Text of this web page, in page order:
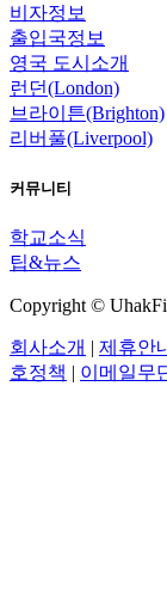
비자정보
출입국정보
영국 도시소개
런던(London)
브라이튼(Brighton)
리버풀(Liverpool)
커뮤니티
학교소식
팁&뉴스
Copyright ©
회사소개 | 제휴안
호정책 | 이메일무